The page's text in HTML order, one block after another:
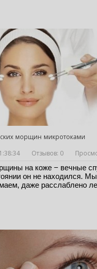
морщин микротоками
Отзывов: 0
на коже − вечные
он не находился.
даже расслаблено